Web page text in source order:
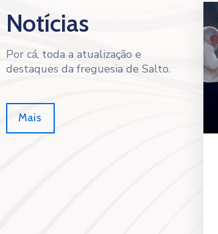
Notícias
Por cá, toda a atualização e
destaques da freguesia de Salto.
Mais